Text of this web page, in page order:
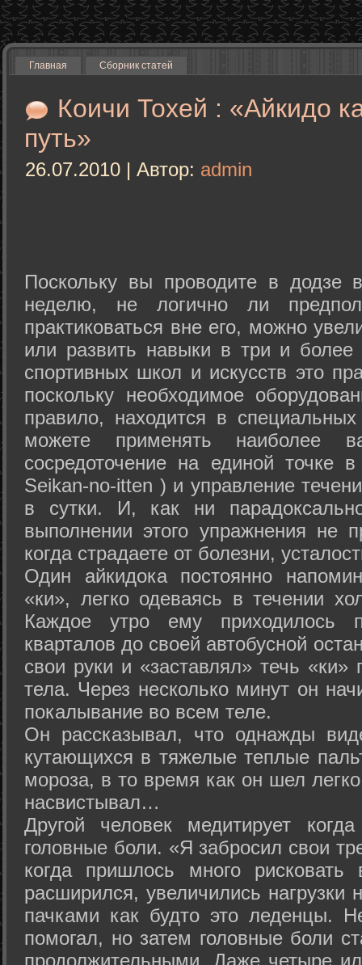
Главная Сборник статей
Коичи Тохей : «Айкидо
путь»
26.07.2010 | Автор: admin
Поскольку вы проводите в додзе
неделю, не логично ли
практиковаться вне его, можно
или развить навыки в три и
спортивных школ и искусств это
поскольку необходимое
правило, находится в
можете применять наиболее
сосредоточение на единой точке
Seikan-­no-­itten ) и управление
в сутки. И, как ни
выполнении этого упражнения не
когда страдаете от болезни,
Один айкидока постоянно
«ки», легко одеваясь в течении
Каждое утро ему приходилось
кварталов до своей автобусной
свои руки и «заставлял» течь «ки»
тела. Через несколько минут он
покалывание во всем теле.
Он рассказывал, что однажды
кутающихся в тяжелые теплые
мороза, в то время как он шел
насвистывал…
Другой человек медитирует
головные боли. «Я забросил свои
когда пришлось много
расширился, увеличились нагрузки
пачками как будто это леденцы.
помогал, но затем головные боли